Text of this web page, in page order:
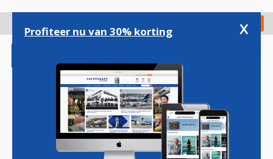
gaan
Check in
Magazine Podcasts Vacatures
Profiteer nu van 30% korting x